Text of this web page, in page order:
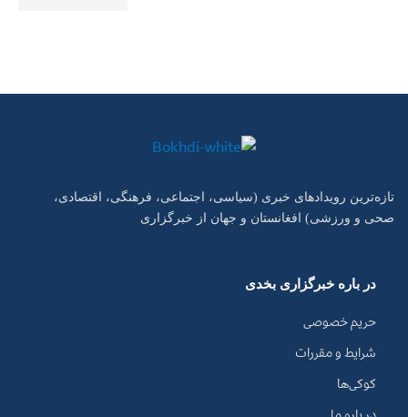
تازه‌ترین رویدادهای خبری (سیاسی، اجتماعی، فرهنگی، اقتصادی،
صحی و ورزشی) افغانستان و جهان از خبرگزاری
در باره خبرگزاری بخدی
حریم خصوصی
شرایط و مقررات
کوکی‌ها